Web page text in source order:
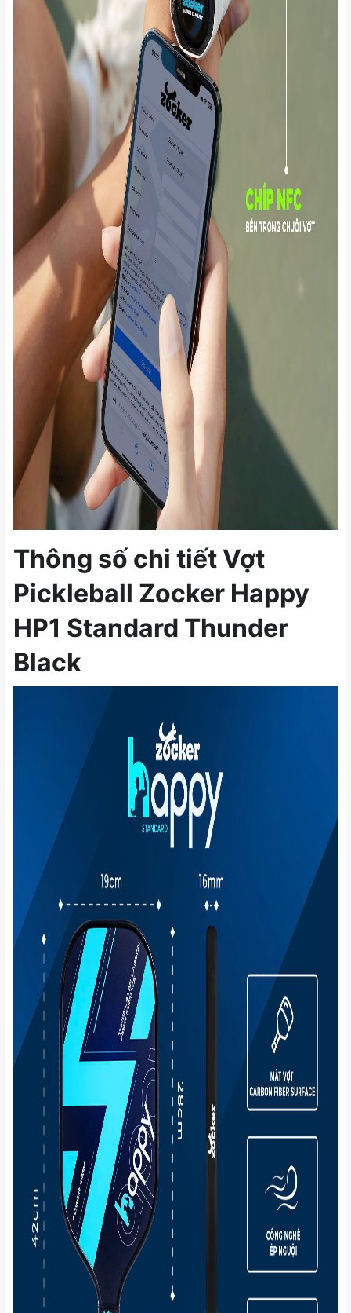
Thông số chi tiết Vợt
Pickleball Zocker Happy
HP1 Standard Thunder
Black